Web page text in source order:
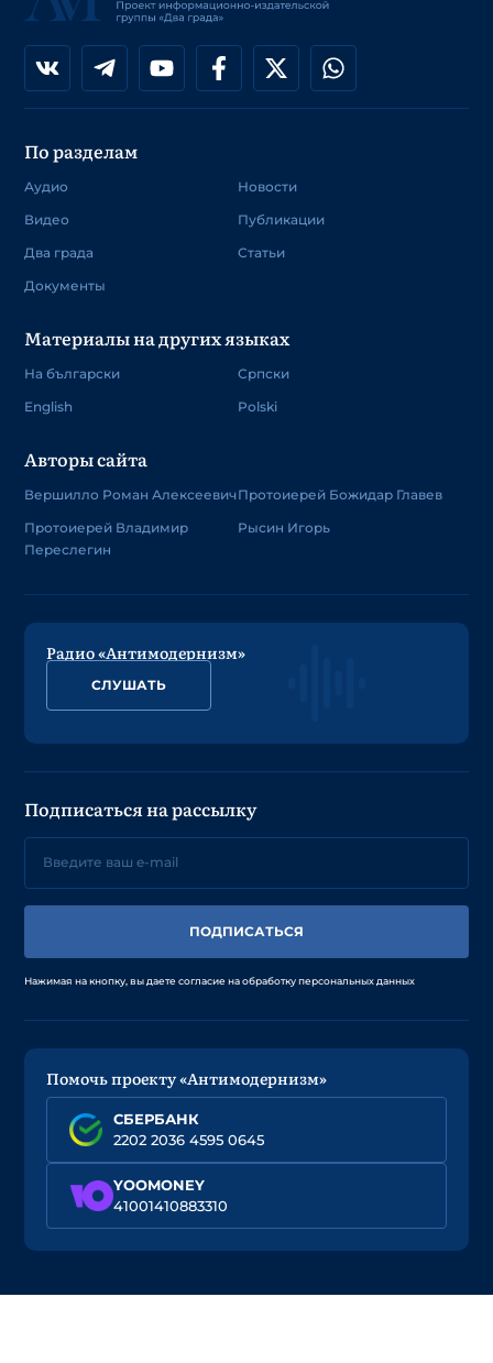
По разделам
Аудио
Видео
Два града
Документы
Новости
Публикации
Статьи
Материалы на других языках
На български
English
Српски
Polski
Авторы сайта
Вершилло Роман Алексеевич
Протоиерей Владимир
Переслегин
Протоиерей Божидар Главев
Рысин Игорь
Радио «Антимодернизм»
СЛУШАТЬ
Подписаться на рассылку
ПОДПИСАТЬСЯ
Нажимая на кнопку, вы даете согласие на обработку персональных данных
Помочь проекту «Антимодернизм»
СБЕРБАНК
2202 2036 4595 0645
YOOMONEY
41001410883310